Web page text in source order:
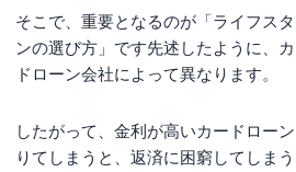
そこで、重要となるのが「ライフス
ンの選び方」です先述したように、
ドローン会社によって異なります。
したがって、金利が高いカードロー
りてしまうと、返済に困窮してしま